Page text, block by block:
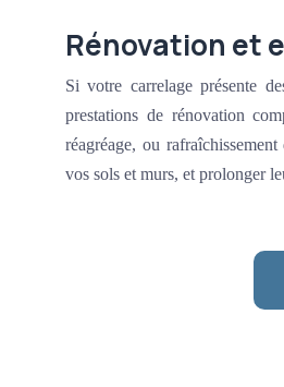
Rénovation et
Si votre carrelage présente
prestations de rénovation
réagréage, ou
vos sols et murs, et prolonger